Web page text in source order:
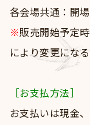
各会場共通：開
※販売開始予定
により変更にな
［お支払方法］
お支払いは現金